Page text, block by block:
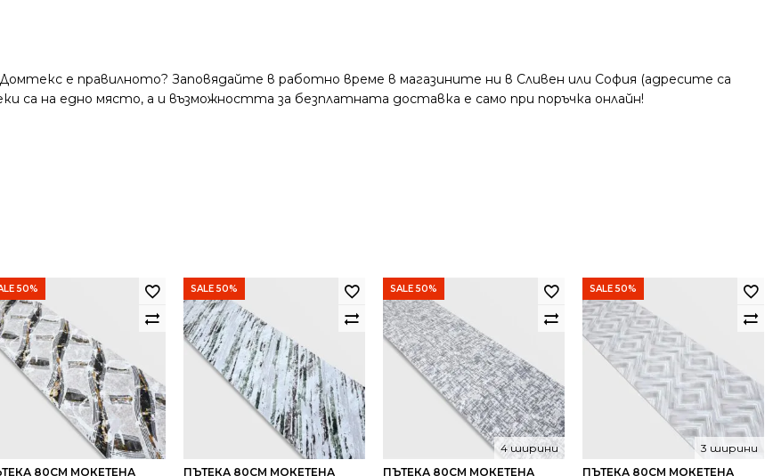
е правилното? Заповядайте в работно време в магазините ни в Сливен или София (адресите са
са на едно място, а и възможността за безплатната доставка е само при поръчка онлайн!
50%
80СМ МОКЕТЕНА
SALE 50%
ПЪТЕКА 80СМ МОКЕТЕНА
SALE 50%
ПЪТЕКА 80СМ МОКЕТЕНА
4 ширини
SALE 50%
ПЪТЕКА 80СМ МОКЕТЕНА
3 ширини